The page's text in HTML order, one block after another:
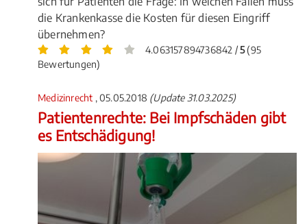
die Krankenkasse die Kosten für diesen Eingriff
übernehmen?
4.063157894736842 /5(95
Bewertungen)
Medizinrecht , 05.05.2018 (Update 31.03.2025)
Patientenrechte: Bei Impfschäden gibt
es Entschädigung!